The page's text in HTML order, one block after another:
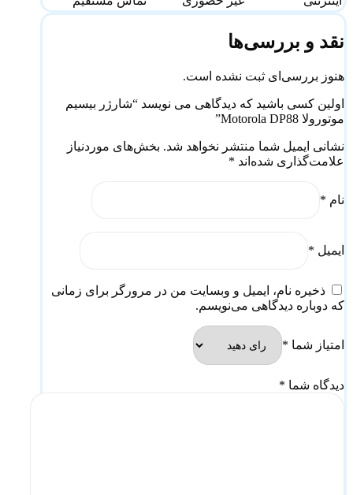
نقد و بررسی‌ها
هنوز بررسی‌ای ثبت نشده است.
اولین کسی باشید که دیدگاهی می نویسد “شارژر بیسیم
موتورولا Motorola DP88”
نشانی ایمیل شما منتشر نخواهد شد. بخش‌های موردنیاز
علامت‌گذاری شده‌اند *
نام *
ایمیل *
ذخیره نام، ایمیل و وبسایت من در مرورگر برای زمانی
که دوباره دیدگاهی می‌نویسم.
امتیاز شما *
دیدگاه شما *